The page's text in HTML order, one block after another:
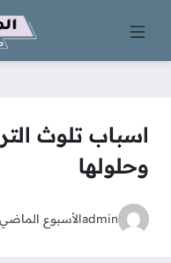
اسباب تلوث
وحلولها
adminالأسبوع الماضي